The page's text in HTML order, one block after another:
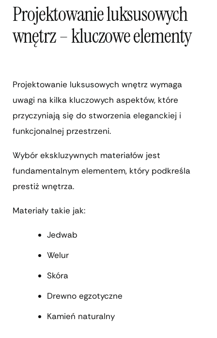
Projektowanie luksusowych
wnętrz – kluczowe elementy
Projektowanie luksusowych wnętrz wymaga
uwagi na kilka kluczowych aspektów, które
przyczyniają się do stworzenia eleganckiej i
funkcjonalnej przestrzeni.
Wybór ekskluzywnych materiałów jest
fundamentalnym elementem, który podkreśla
prestiż wnętrza.
Materiały takie jak:
Jedwab
Welur
Skóra
Drewno egzotyczne
Kamień naturalny